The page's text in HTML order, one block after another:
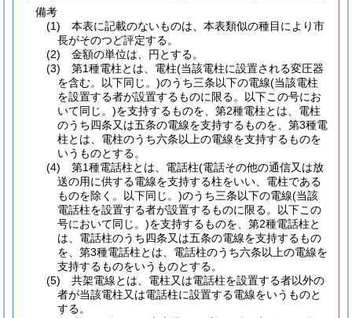
備考
(1) 本表に記載のないものは、本表類似の種目により市
長がそのつど評定する。
(2) 金額の単位は、円とする。
(3) 第1種電柱とは、電柱(当該電柱に設置される変圧器
を含む。以下同じ。)のうち三条以下の電線(当該電柱
を設置する者が設置するものに限る。以下この号にお
いて同じ。)を支持するものを、第2種電柱とは、電柱
のうち四条又は五条の電線を支持するものを、第3種電
柱とは、電柱のうち六条以上の電線を支持するものを
いうものとする。
(4) 第1種電話柱とは、電話柱(電話その他の通信又は放
送の用に供する電線を支持する柱をいい、電柱である
ものを除く。以下同じ。)のうち三条以下の電線(当該
電話柱を設置する者が設置するものに限る。以下この
号において同じ。)を支持するものを、第2種電話柱と
は、電話柱のうち四条又は五条の電線を支持するもの
を、第3種電話柱とは、電話柱のうち六条以上の電線を
支持するものをいうものとする。
(5) 共架電線とは、電柱又は電話柱を設置する者以外の
者が当該電柱又は電話柱に設置する電線をいうものと
する。